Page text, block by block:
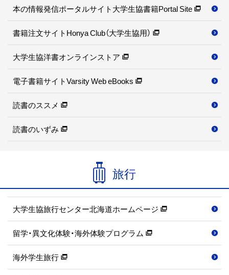
本の情報発信ポータルサイト大学生協書籍Portal Site
書籍注文サイトHonya Club（大学生協用）
大学生協洋書オンラインストア
電子書籍サイトVarsity Web eBooks
読書のススメ
読書のいずみ
旅行
大学生協旅行センター北海道ホームページ
留学・異文化体験・海外体験プログラム
海外学生旅行